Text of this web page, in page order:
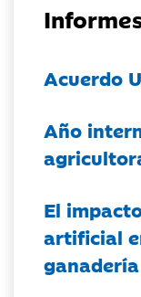
Acuerdo
Año
El
artificial
ganadería